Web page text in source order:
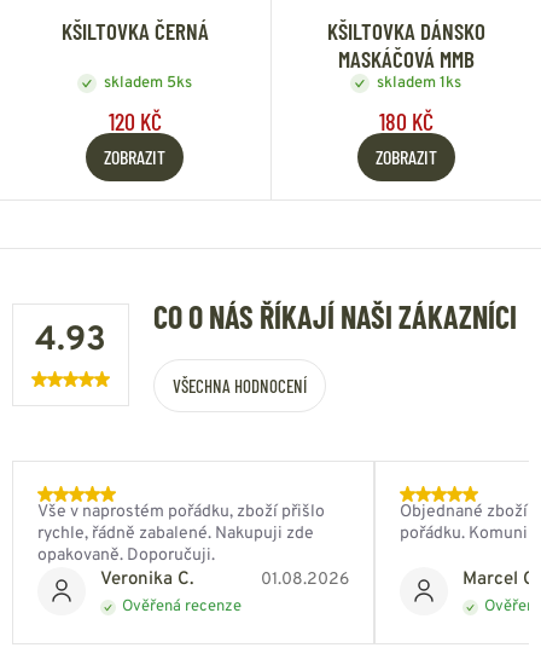
KŠILTOVKA ČERNÁ
skladem 5ks
120 KČ
ZOBRAZIT
KŠILTOVKA DÁNSKO
MASKÁČOVÁ MMB
skladem 1ks
180 KČ
ZOBRAZIT
4.93
CO O NÁS ŘÍKAJÍ NAŠI ZÁKAZNÍCI
VŠECHNA HODNOCENÍ
Veronika C. 01.08.2026
Ověřená recenze
Vše v naprostém pořádku, zboží přišlo
rychle, řádně zabalené. Nakupuji zde
opakovaně. Doporučuji.
Marcel
Objednané zboží
pořádku.